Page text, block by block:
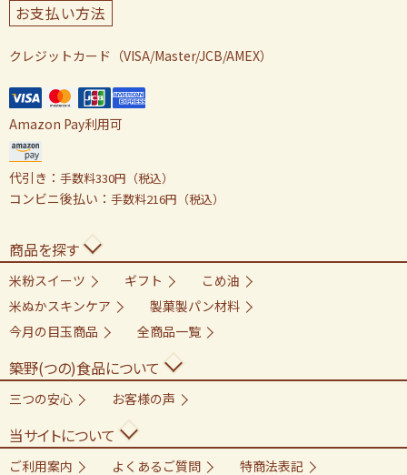
お支払い方法
クレジットカード（VISA/Master/JCB/AMEX）
Amazon Pay利用可
代引き： 手数料330円（税込）
コンビニ後払い： 手数料216円（税込）
商品を探す
米粉スイーツ ギフト
こめ油
米ぬかスキンケア
製菓製パン材料
今月の目玉商品
全商品一覧
築野(つの)食品について
三つの安心 お客様の声
当サイトについて
ご利用案内 よくあるご質問 特商法表記